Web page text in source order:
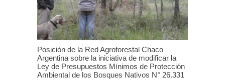
Posición de la Red Agroforestal Chaco
Argentina sobre la iniciativa de modificar la
Ley de Presupuestos Mínimos de Protección
Ambiental de los Bosques Nativos N° 26.331